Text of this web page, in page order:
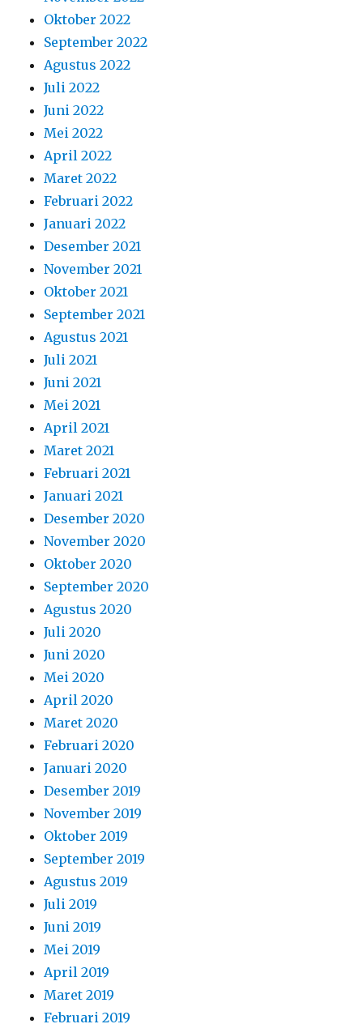
Oktober 2022
September 2022
Agustus 2022
Juli 2022
Juni 2022
Mei 2022
April 2022
Maret 2022
Februari 2022
Januari 2022
Desember 2021
November 2021
Oktober 2021
September 2021
Agustus 2021
Juli 2021
Juni 2021
Mei 2021
April 2021
Maret 2021
Februari 2021
Januari 2021
Desember 2020
November 2020
Oktober 2020
September 2020
Agustus 2020
Juli 2020
Juni 2020
Mei 2020
April 2020
Maret 2020
Februari 2020
Januari 2020
Desember 2019
November 2019
Oktober 2019
September 2019
Agustus 2019
Juli 2019
Juni 2019
Mei 2019
April 2019
Maret 2019
Februari 2019